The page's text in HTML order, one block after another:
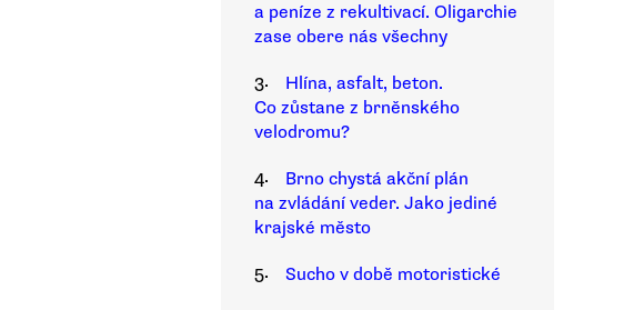
a peníze z rekultivací. Oligarchie
zase obere nás všechny
3.
Hlína, asfalt, beton.
Co zůstane z brněnského
velodromu?
4.
Brno chystá akční plán
na zvládání veder. Jako jediné
krajské město
5.
Sucho v době motoristické